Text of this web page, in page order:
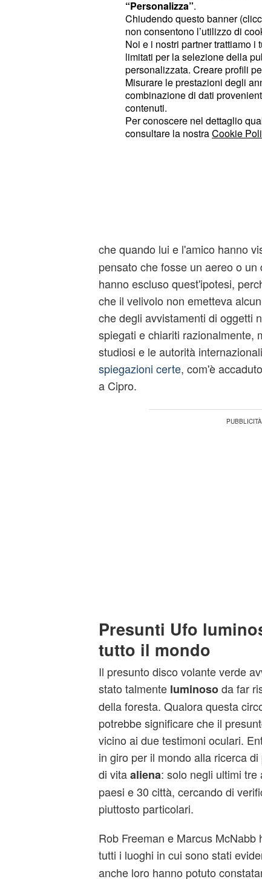
Un enorme Ufo
cielo?
Due cacciatori dialieni, Rob
delle montagne sacre della
Ufo che fluttuava nel cielo. I
sono stati immediatamente
quello che potrebbe essere un
che quando lui e l'amico hanno
pensato che fosse un aereo o
hanno escluso quest'ipotesi,
che il velivolo non emetteva
che degli avvistamenti di oggetti
spiegati e chiariti razionalmente,
studiosi e le autorità internazionali
spiegazioni certe, com'è
a Cipro.
Presunti Ufo
tutto il mondo
Il presunto disco volante verde
stato talmente luminosoda far
della foresta. Qualora questa
potrebbe significare che il
vicino ai due testimoni oculari.
in giro per il mondo alla ricerca
di vitaaliena: solo negli ultimi tre
paesi e 30 città, cercando di
piuttosto particolari.
Rob Freeman e Marcus McNabb
tutti i luoghi in cui sono stati
anche loro hanno potuto
“Personalizza”.
Chiudendo questo banner
non consentono l’utilizzo di
Noi e i nostri partner trattiamo
limitati per la selezione della
personalizzata. Creare profili
Misurare le prestazioni degli
combinazione di dati
contenuti.
Per conoscere nel dettaglio
consultare la nostraCookie